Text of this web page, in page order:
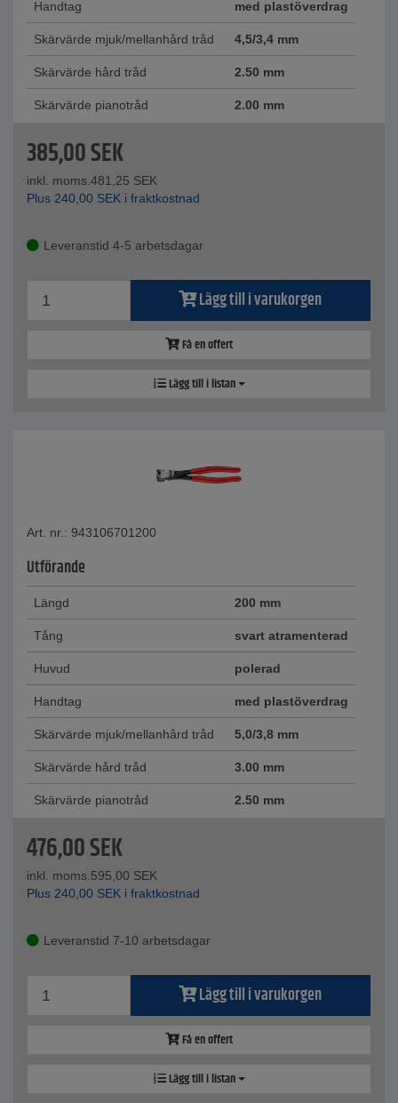
Handtag med plastöverdrag
Skärvärde mjuk/mellanhård tråd 4,5/3,4 mm
Skärvärde hård tråd 2.50 mm
Skärvärde pianotråd 2.00 mm
385,00SEK
inkl. moms.481,25 SEK
Plus 240,00 SEK i fraktkostnad
Leveranstid 4-5 arbetsdagar
Lägg till i varukorgen
Få en offert
Lägg till i listan
Art. nr.: 943106701200
Utförande
Längd 200 mm
Tång svart atramenterad
Huvud polerad
Handtag med plastöverdrag
Skärvärde mjuk/mellanhård tråd 5,0/3,8 mm
Skärvärde hård tråd 3.00 mm
Skärvärde pianotråd 2.50 mm
476,00SEK
inkl. moms.595,00 SEK
Plus 240,00 SEK i fraktkostnad
Leveranstid 7-10 arbetsdagar
Lägg till i varukorgen
Få en offert
Lägg till i listan